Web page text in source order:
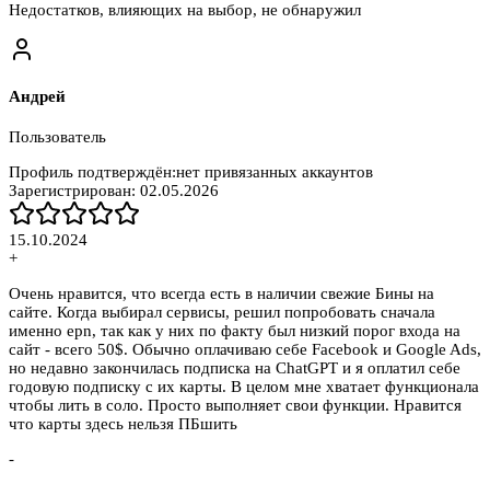
Недостатков, влияющих на выбор, не обнаружил
Андрей
Пользователь
Профиль подтверждён:нет привязанных аккаунтов
Зарегистрирован: 02.05.2026
15.10.2024
+
Очень нравится, что всегда есть в наличии свежие Бины на
сайте. Когда выбирал сервисы, решил попробовать сначала
именно epn, так как у них по факту был низкий порог входа на
сайт - всего 50$. Обычно оплачиваю себе Facebook и Google Ads,
но недавно закончилась подписка на ChatGPT и я оплатил себе
годовую подписку с их карты. В целом мне хватает функционала
чтобы лить в соло. Просто выполняет свои функции. Нравится
что карты здесь нельзя ПБшить
-